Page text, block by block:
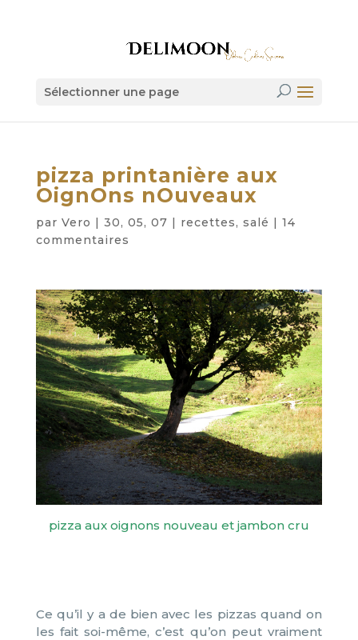
Sélectionner une page
pizza printanière aux
OignOns nOuveaux
par Vero | 30, 05, 07 | recettes, salé | 14
commentaires
pizza aux oignons nouveau et jambon cru
Ce qu’il y a de bien avec les pizzas quand on
les fait soi-même, c’est qu’on peut vraiment